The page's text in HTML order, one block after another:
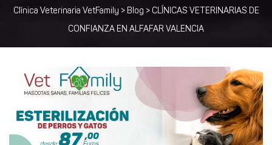
Clínica Veterinaria VetFamily > Blog > CLÍNICAS VETERINARIAS DE
CONFIANZA EN ALFAFAR VALENCIA